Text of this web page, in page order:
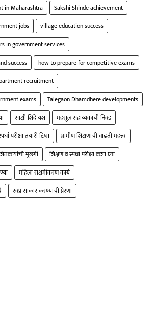
in Maharashtra
Sakshi Shinde achievement
jobs
village education success
in government services
success
how to prepare for competitive exams
recruitment
exams
Talegaon Dhamdhere developments
साक्षी शिंदे यश
महसूल सहाय्यकाची निवड
परीक्षा तयारी टिप्स
ग्रामीण शिक्षणाची वाढती महत्त्व
शेतकऱ्यांची मुलगी
शिक्षण व स्पर्धा परीक्षा कशा घ्या
महिला सक्षमीकरण कार्य
स्वप्न साकार करण्याची प्रेरणा